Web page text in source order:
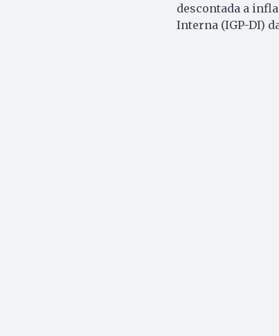
descontada a
Interna (IGP-DI)